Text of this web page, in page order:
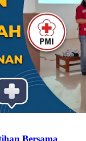
Bersama